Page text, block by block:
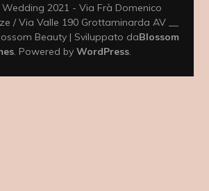
2021 - Via Frà Domenico
/ Via Valle 190 Grottaminarda AV __
Beauty | Sviluppato daBlossom
. Powered by WordPress.